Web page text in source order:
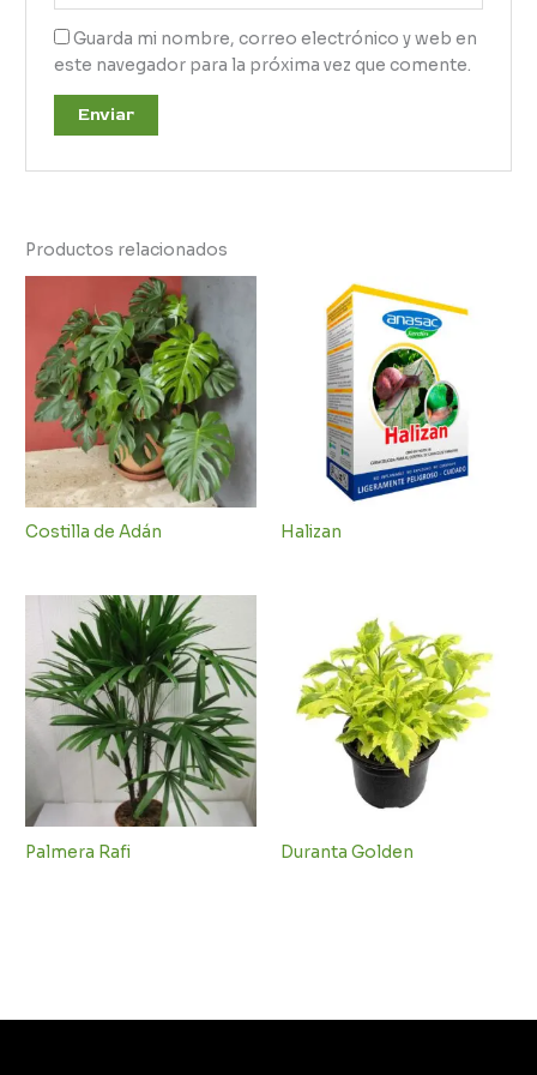
Guarda mi nombre, correo electrónico y web en
este navegador para la próxima vez que comente.
Productos relacionados
Costilla de Adán Halizan
Palmera Rafi Duranta Golden